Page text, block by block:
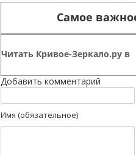
Самое
Читать Кривое-Зеркало.ру в
Добавить комментарий
Имя (обязательное)